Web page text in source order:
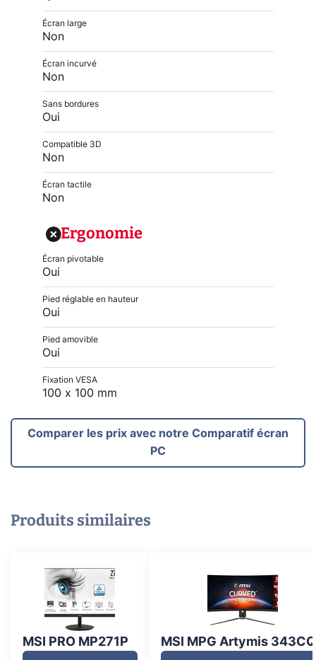
Écran large
Non
Écran incurvé
Non
Sans bordures
Oui
Compatible 3D
Non
Écran tactile
Non
Ergonomie
Écran pivotable
Oui
Pied réglable en hauteur
Oui
Pied amovible
Oui
Fixation VESA
100 x 100 mm
Comparer les prix avec notre Comparatif écran
PC
Produits similaires
MSI PRO MP271P MSI MPG Artymis